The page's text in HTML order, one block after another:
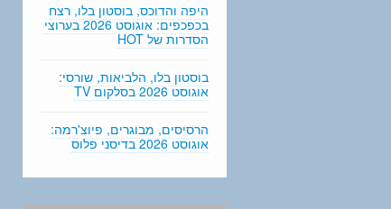
היפה והדוכס, בוסטון בלו, רצח
בכפכפים: אוגוסט 2026 בערוצי
הסדרות של HOT
בוסטון בלו, הלביאות, שורסי:
אוגוסט 2026 בסלקום TV
הרסיסים, מבוגרים, פיוצ'רמה:
אוגוסט 2026 בדיסני פלוס